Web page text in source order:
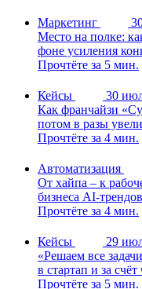
Маркетинг
Место на полке:
фоне усиления
Прочтёте за 5 мин.
Кейсы
30
Как франчайзи
потом в разы
Прочтёте за 4 мин.
Автоматизация
От хайпа – к
бизнеса AI-
Прочтёте за 4 мин.
Кейсы
29
«Решаем все
в стартап и за
Прочтёте за 5 мин.